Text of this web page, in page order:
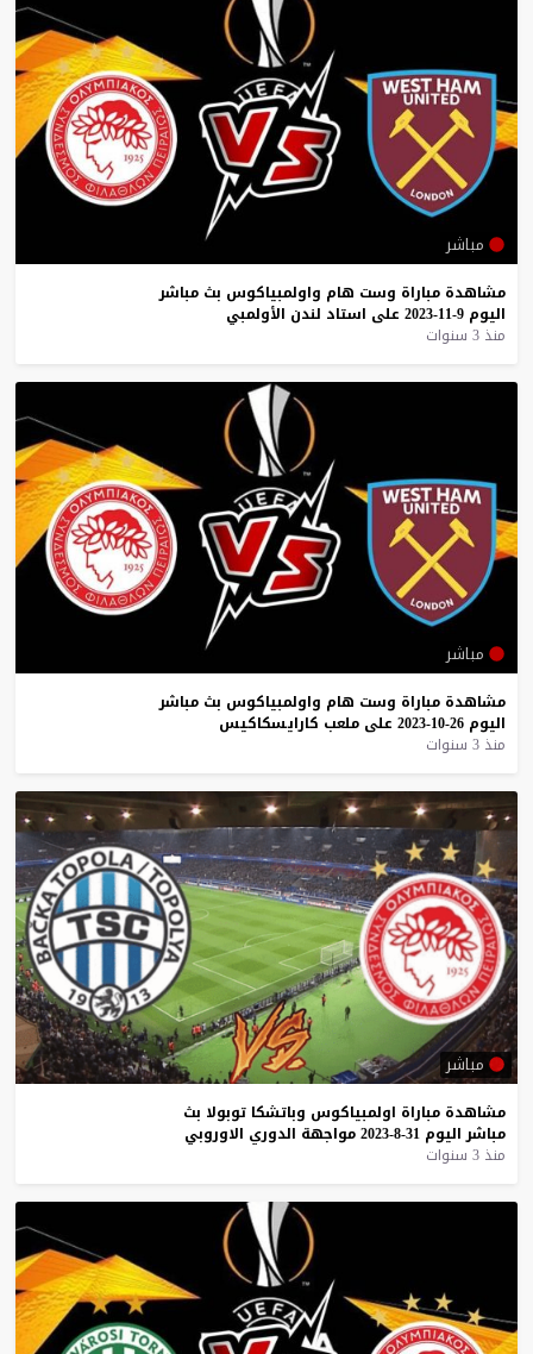
مباشر
مشاهدة مباراة وست هام واولمبياكوس بث مباشر
اليوم 9-11-2023 على استاد لندن الأولمبي
منذ 3 سنوات
مباشر
مشاهدة مباراة وست هام واولمبياكوس بث مباشر
اليوم 26-10-2023 على ملعب كارايسكاكيس
منذ 3 سنوات
مباشر
مشاهدة مباراة اولمبياكوس وباتشكا توبولا بث
مباشر اليوم 31-8-2023 مواجهة الدوري الاوروبي
منذ 3 سنوات